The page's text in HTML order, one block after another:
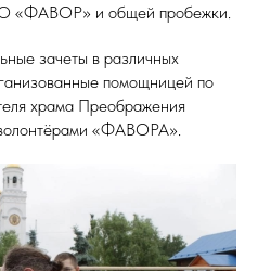
«ФАВОР» и общей пробежки.
зачеты в различных
помощницей по
храма Преображения
«ФАВОРА».